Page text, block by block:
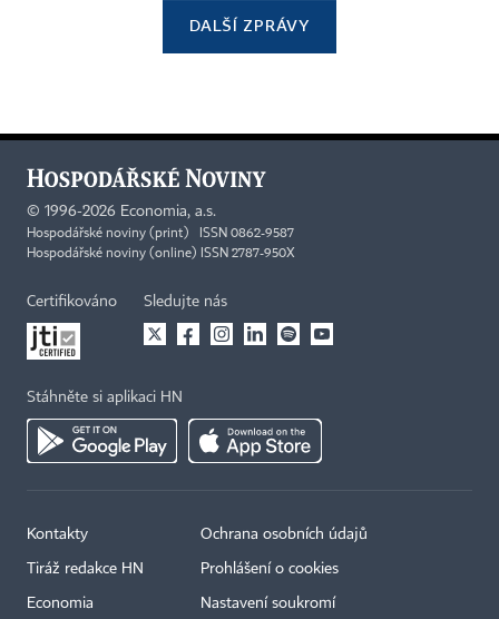
DALŠÍ ZPRÁVY
© 1996-2026 Economia, a.s.
Hospodářské noviny (print) ISSN 0862-9587
Hospodářské noviny (online) ISSN 2787-950X
Certifikováno Sledujte nás
Stáhněte si aplikaci HN
Kontakty
Tiráž redakce HN
Economia
Ochrana osobních údajů
Prohlášení o cookies
Nastavení soukromí